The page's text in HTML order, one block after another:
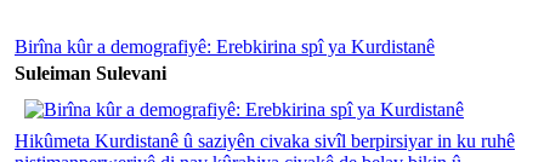
Birîna kûr a demografiyê: Erebkirina spî ya Kurdistanê
Suleiman Sulevani
Hikûmeta Kurdistanê û saziyên civaka sivîl berpirsiyar in ku ruhê